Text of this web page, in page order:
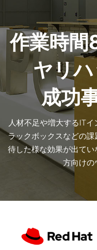
作業時間
ヤリ
成功
人材不足や増大するIT
ラックボックスなどの
待した様な効果が出て
方向けの